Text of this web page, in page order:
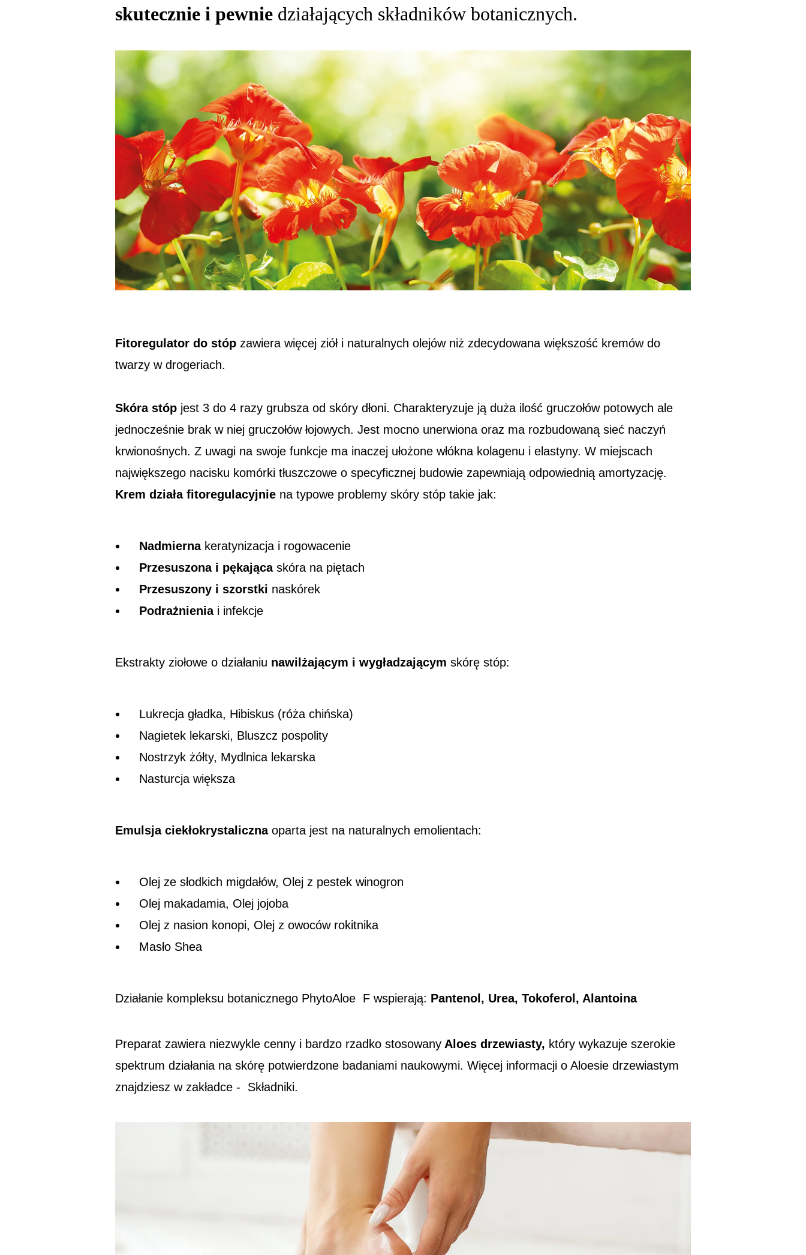
skutecznie i pewnie działających składników botanicznych.
Fitoregulator do stóp zawiera więcej ziół i naturalnych olejów niż zdecydowana większość kremów do
twarzy w drogeriach.
Skóra stóp jest 3 do 4 razy grubsza od skóry dłoni. Charakteryzuje ją duża ilość gruczołów potowych ale
jednocześnie brak w niej gruczołów łojowych. Jest mocno unerwiona oraz ma rozbudowaną sieć naczyń
krwionośnych. Z uwagi na swoje funkcje ma inaczej ułożone włókna kolagenu i elastyny. W miejscach
największego nacisku komórki tłuszczowe o specyficznej budowie zapewniają odpowiednią amortyzację.
Krem działa fitoregulacyjnie na typowe problemy skóry stóp takie jak:
Nadmiernakeratynizacja i rogowacenie
Przesuszona i pękającaskóra na piętach
Przesuszony i szorstki naskórek
Podrażnieniai infekcje
Ekstrakty ziołowe o działaniu nawilżającym i wygładzającym skórę stóp:
Lukrecja gładka, Hibiskus (róża chińska)
Nagietek lekarski, Bluszcz pospolity
Nostrzyk żółty, Mydlnica lekarska
Nasturcja większa
Emulsja ciekłokrystalicznaoparta jest na naturalnych emolientach:
Olej ze słodkich migdałów, Olej z pestek winogron
Olej makadamia, Olej jojoba
Olej z nasion konopi, Olej z owoców rokitnika
Masło Shea
Działanie kompleksu botanicznego PhytoAloe F wspierają: Pantenol, Urea, Tokoferol, Alantoina
Preparat zawiera niezwykle cenny i bardzo rzadko stosowany Aloes drzewiasty, który wykazuje szerokie
spektrum działania na skórę potwierdzone badaniami naukowymi. Więcej informacji o Aloesie drzewiastym
znajdziesz w zakładce - Składniki.